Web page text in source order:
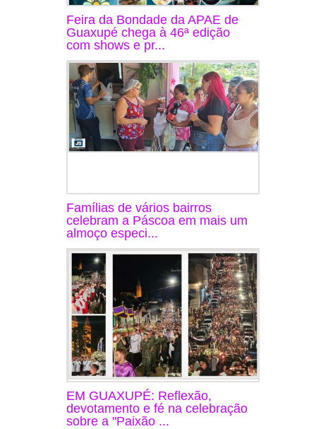
Feira da Bondade da APAE de
Guaxupé chega à 46ª edição
com shows e pr...
Famílias de vários bairros
celebram a Páscoa em mais um
almoço especi...
EM GUAXUPÉ: Reflexão,
devotamento e fé na celebração
sobre a "Paixão ...